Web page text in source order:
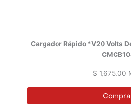
Cargador Rápido *V20 Volts
$ 1,675.00